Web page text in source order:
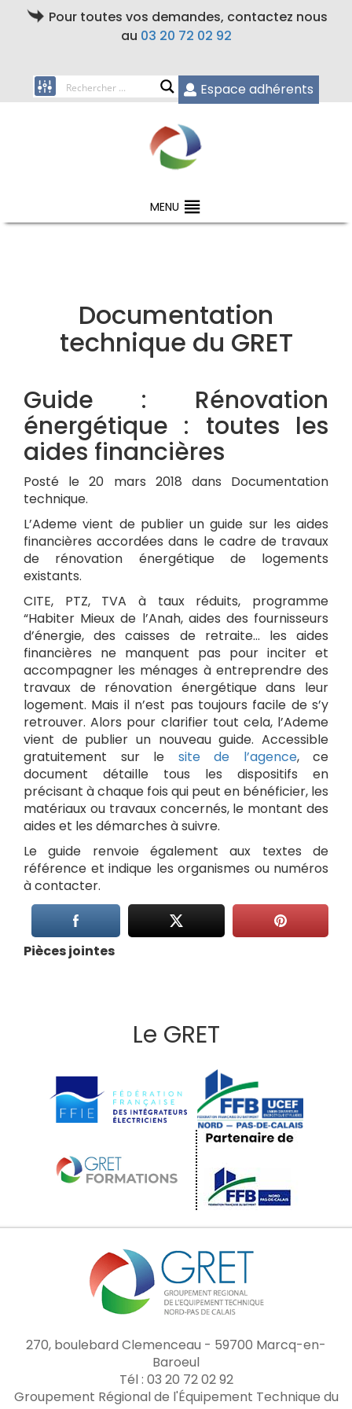
Pour toutes vos demandes, contactez nous
au 03 20 72 02 92
Espace adhérents
MENU
Documentation
technique du GRET
Guide : Rénovation
énergétique : toutes les
aides financières
Posté le 20 mars 2018 dans Documentation
technique.
L’Ademe vient de publier un guide sur les aides
financières accordées dans le cadre de travaux
de rénovation énergétique de logements
existants.
CITE, PTZ, TVA à taux réduits, programme
“Habiter Mieux de l’Anah, aides des fournisseurs
d’énergie, des caisses de retraite… les aides
financières ne manquent pas pour inciter et
accompagner les ménages à entreprendre des
travaux de rénovation énergétique dans leur
logement. Mais il n’est pas toujours facile de s’y
retrouver. Alors pour clarifier tout cela, l’Ademe
vient de publier un nouveau guide. Accessible
gratuitement sur le site de l’agence, ce
document détaille tous les dispositifs en
précisant à chaque fois qui peut en bénéficier, les
matériaux ou travaux concernés, le montant des
aides et les démarches à suivre.
Le guide renvoie également aux textes de
référence et indique les organismes ou numéros
à contacter.
Pièces jointes
Le GRET
270, boulebard Clemenceau - 59700 Marcq-en-
Baroeul
Tél : 03 20 72 02 92
Groupement Régional de l'Équipement Technique du